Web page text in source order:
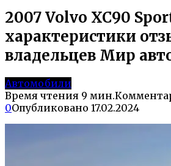
2007 Volvo XC90
характеристики
владельцев Мир
Автомобили
Время чтения 9 мин.
0Опубликовано 17.02.2024